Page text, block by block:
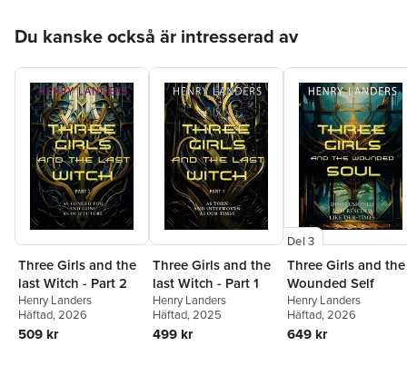
Du kanske också är intresserad av
Three Girls and the
last Witch - Part 2
Henry Landers
Häftad, 2026
509 kr
Three Girls and the
last Witch - Part 1
Henry Landers
Häftad, 2025
499 kr
Del 3
Three Girls and the
Wounded Self
Henry Landers
Häftad, 2026
649 kr